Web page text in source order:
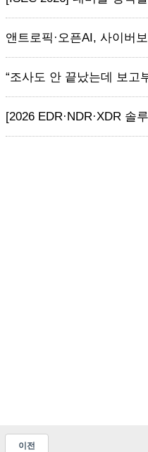
앤트로픽·오픈AI, 사이버
“조사도 안 끝났는데 보고
[2026 EDR·NDR·XDR 솔
이전